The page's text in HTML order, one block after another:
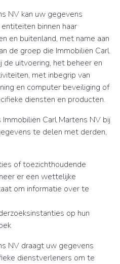
NV kan uw gegevens
binnen haar
en buitenland, met name aan
de groep die Immobiliën Carl
de uitvoering, het beheer en
met inbegrip van
en computer beveiliging of
diensten en producten.
Carl Martens NV bij
te delen met derden,
of toezichthoudende
er een wettelijke
om informatie over te
op hun
NV draagt uw gegevens
dienstverleners om te